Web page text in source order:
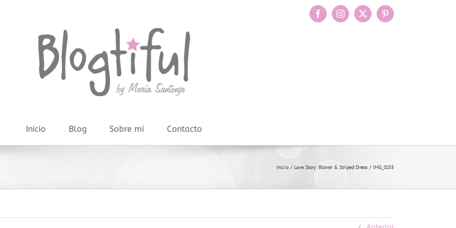
FacebookInstagram
X Pinterest
Inicio Blog Sobre mi Contacto
Inicio Love Story: Blover & Striped Dress IMG_0255